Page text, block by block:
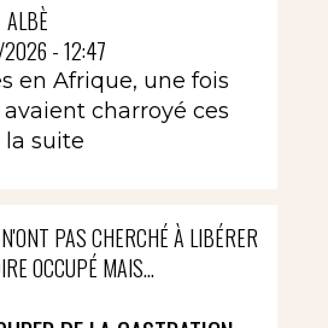
ALBÈ
- 12:47
en Afrique, une fois
charroyé ces
la suite
PAS CHERCHÉ À LIBÉRER
OCCUPÉ MAIS...